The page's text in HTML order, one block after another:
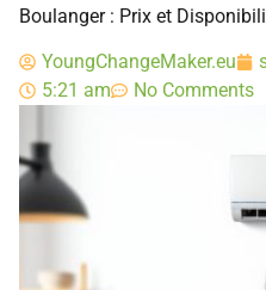
Boulanger : Prix et
YoungChangeMaker.eu
5:21 am
No Comments